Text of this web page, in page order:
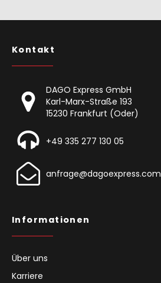
Kontakt
DAGO Express GmbH
Karl-Marx-Straße 193
15230 Frankfurt (Oder)
+49 335 277 130 05
anfrage@dagoexpress.com
Informationen
Über uns
Karriere